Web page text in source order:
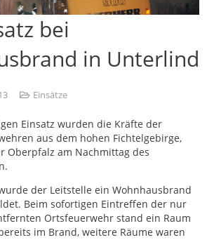
bei
in Unterlind
Einsätze
Einsatz wurden die Kräfte der
aus dem hohen Fichtelgebirge,
Oberpfalz am Nachmittag des
der Leitstelle ein Wohnhausbrand
Beim sofortigen Eintreffen der nur
Ortsfeuerwehr stand ein Raum
im Brand, weitere Räume waren